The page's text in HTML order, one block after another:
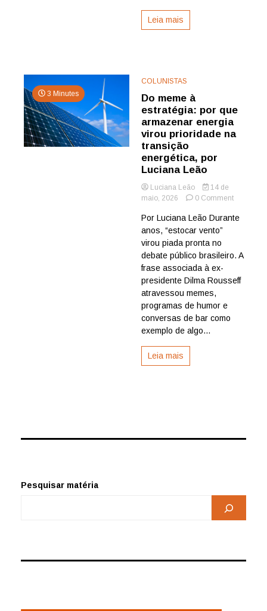
Leia mais
3 Minutes
COLUNISTAS
Do meme à
estratégia: por que
armazenar energia
virou prioridade na
transição
energética, por
Luciana Leão
Luciana Leão
14 de
maio, 2026
0 Commenton
meme
por
energia
Por Luciana Leão Durante
anos, “estocar vento”
virou piada pronta no
debate público brasileiro. A
frase associada à ex-
presidente Dilma Rousseff
atravessou memes,
programas de humor e
conversas de bar como
exemplo de algo...
Leia mais
Pesquisar matéria